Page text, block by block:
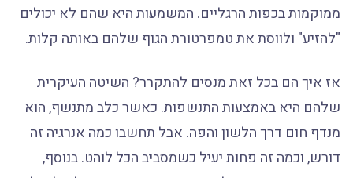
ממוקמות בכפות הרגליים. המשמעות היא שהם לא יכולים
"להזיע" ולווסת את טמפרטורת הגוף שלהם באותה קלות.
אז איך הם בכל זאת מנסים להתקרר? השיטה העיקרית
שלהם היא באמצעות התנשפות. כאשר כלב מתנשף, הוא
מנדף חום דרך הלשון והפה. אבל תחשבו כמה אנרגיה זה
דורש, וכמה זה פחות יעיל כשמסביב הכל לוהט. בנוסף,